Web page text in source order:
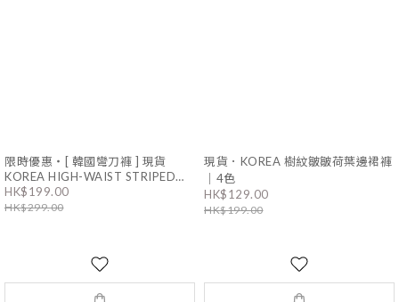
限時優惠・[ 韓國彎刀褲 ] 現貨
KOREA HIGH-WAIST STRIPED
BACK-BUCKLE WIDE PANTS｜4色
男女同款
HK$199.00
HK$299.00
現貨．KOREA 樹紋皺皺荷葉邊裙褲
｜4色
HK$129.00
HK$199.00